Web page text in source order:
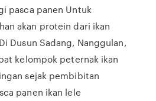
pasca panen Untuk
akan protein dari ikan
Dusun Sadang, Nanggulan,
kelompok peternak ikan
sejak pembibitan
panen ikan lele